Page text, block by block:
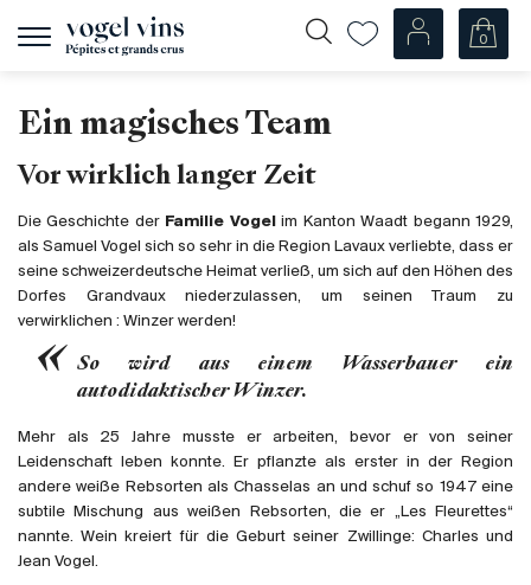
0
Navigation
Weissweine
Roséweine
Rotweine
Spirituosen
Diverse
Unsere Weine nach Ländern
Schweiz
Ein magisches Team
Vor wirklich langer Zeit
Die Geschichte der Familie Vogel im Kanton Waadt begann 1929,
als Samuel Vogel sich so sehr in die Region Lavaux verliebte, dass er
seine schweizerdeutsche Heimat verließ, um sich auf den Höhen des
Dorfes Grandvaux niederzulassen, um seinen Traum zu
verwirklichen : Winzer werden!
So wird aus einem Wasserbauer ein
autodidaktischer Winzer.
Mehr als 25 Jahre musste er arbeiten, bevor er von seiner
Leidenschaft leben konnte. Er pflanzte als erster in der Region
andere weiße Rebsorten als Chasselas an und schuf so 1947 eine
subtile Mischung aus weißen Rebsorten, die er „Les Fleurettes“
nannte. Wein kreiert für die Geburt seiner Zwillinge: Charles und
Jean Vogel.